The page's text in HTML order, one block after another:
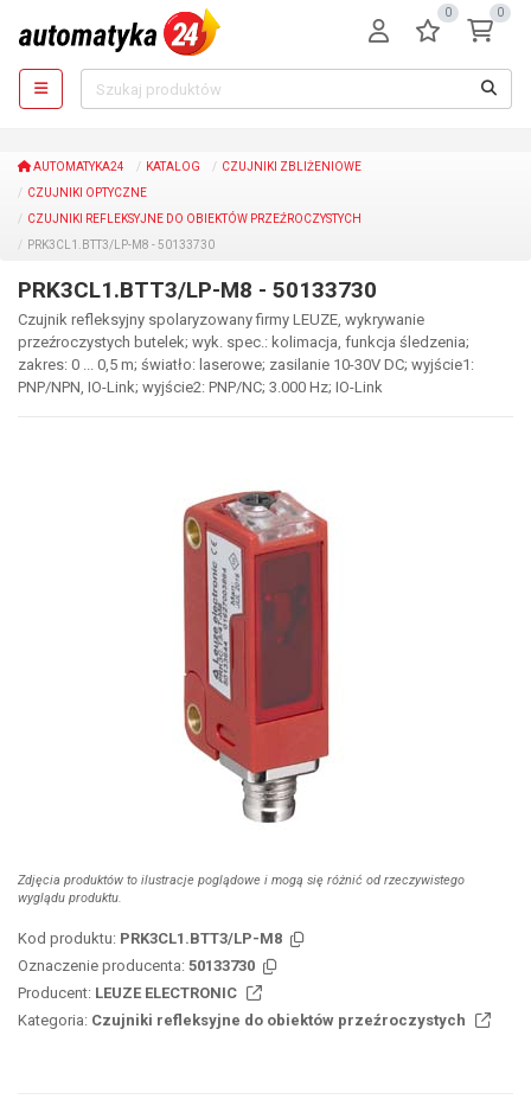
0 0
AUTOMATYKA24 KATALOG
CZUJNIKI ZBLIŻENIOWE
CZUJNIKI OPTYCZNE
CZUJNIKI REFLEKSYJNE DO OBIEKTÓW PRZEŹROCZYSTYCH
PRK3CL1.BTT3/LP-M8 - 50133730
PRK3CL1.BTT3/LP-M8 - 50133730
Czujnik refleksyjny spolaryzowany firmy LEUZE, wykrywanie
przeźroczystych butelek; wyk. spec.: kolimacja, funkcja śledzenia;
zakres: 0 ... 0,5 m; światło: laserowe; zasilanie 10-30V DC; wyjście1:
PNP/NPN, IO-Link; wyjście2: PNP/NC; 3.000 Hz; IO-Link
Zdjęcia produktów to ilustracje poglądowe i mogą się różnić od rzeczywistego
wyglądu produktu.
Kod produktu: PRK3CL1.BTT3/LP-M8
Oznaczenie producenta: 50133730
Producent: LEUZE ELECTRONIC
Kategoria: Czujniki refleksyjne do obiektów przeźroczystych